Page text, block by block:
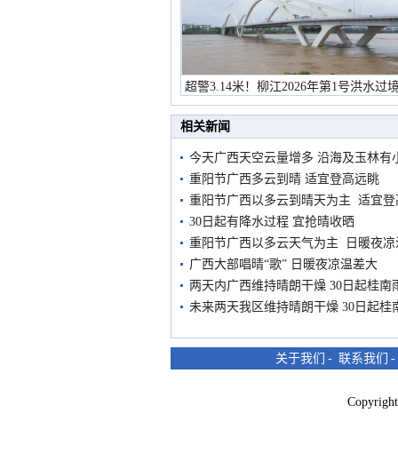
超警3.14米！柳江2026年第1号洪水过
市民在堤岸见证汛况
相关新闻
今天广西天空云量增多 沿海及玉林有
重阳节广西多云到晴 适宜登高远眺
重阳节广西以多云到晴天为主 适宜登
30日起有降水过程 宜抢晴收晒
重阳节广西以多云天气为主 日暖夜凉
广西大部唱晴“歌” 日暖夜凉温差大
两天内广西维持晴朗干燥 30日起桂南
未来两天我区维持晴朗干燥 30日起桂
关于我们 - 联系我们 -